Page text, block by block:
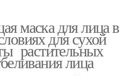
маска для лица в
для сухой
растительных
лица